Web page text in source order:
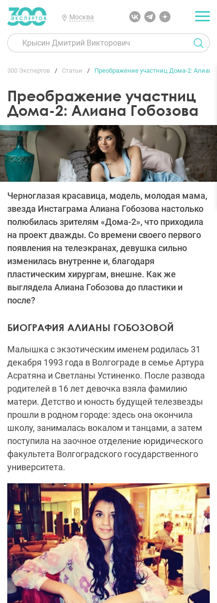
Москва
300 Экспертов Статьи Преображение участниц Дома-2: Алиана
Преображение участниц
Дома-2: Алиана Гобозова
Черноглазая красавица, модель, молодая мама,
звезда Инстаграма Алиана Гобозова настолько
полюбилась зрителям «Дома-2», что приходила
на проект дважды. Со времени своего первого
появления на телеэкранах, девушка сильно
изменилась внутренне и, благодаря
пластическим хирургам, внешне. Как же
выглядела Алиана Гобозова до пластики и
после?
БИОГРАФИЯ АЛИАНЫ ГОБОЗОВОЙ
Малышка с экзотическим именем родилась 31
декабря 1993 года в Волгограде в семье Артура
Асратяна и Светланы Устиненко. После развода
родителей в 16 лет девочка взяла фамилию
матери. Детство и юность будущей телезвезды
прошли в родном городе: здесь она окончила
школу, занималась вокалом и танцами, а затем
поступила на заочное отделение юридического
факультета Волгоградского государственного
университета.